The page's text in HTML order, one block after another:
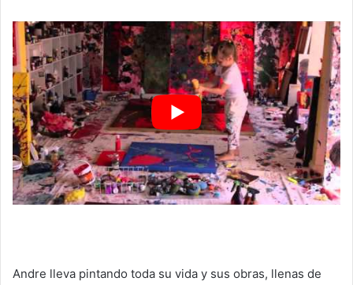
Andre lleva pintando toda su vida y sus obras, llenas de